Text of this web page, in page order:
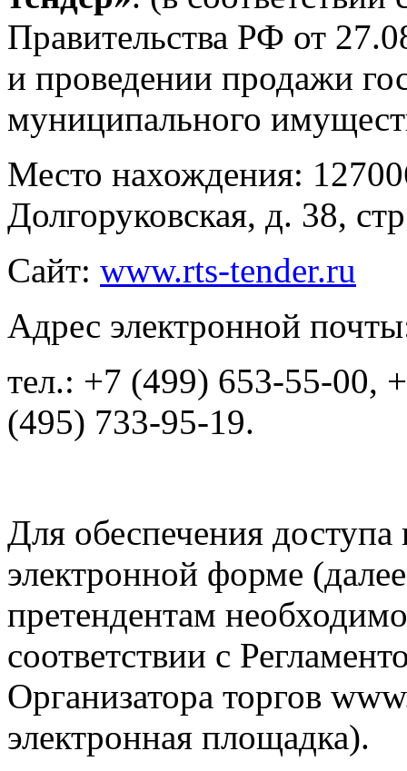
Правительства РФ от
и проведении продажи
муниципального
Место нахождения:
Долгоруковская, д. 38,
Сайт: www.rts-tender.ru
Адрес электронной
тел.: +7 (499) 653-55-00,
(495) 733-95-19.
Для обеспечения
электронной форме
претендентам
соответствии с
Организатора торгов
электронная площадка).